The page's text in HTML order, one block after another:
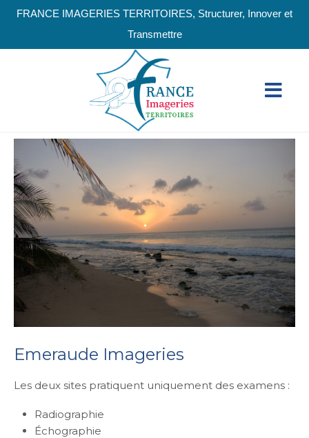
FRANCE IMAGERIES TERRITOIRES, Structurer, Innover et
Transmettre
Emeraude Imageries
Les deux sites pratiquent uniquement des examens :
Radiographie
Échographie